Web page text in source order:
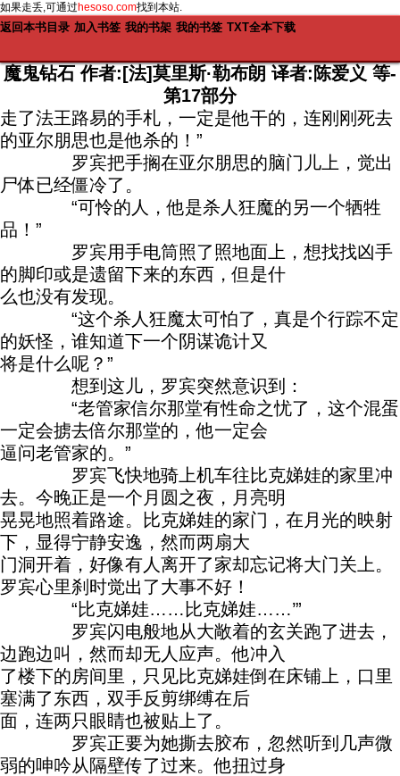
如果走丢,可通过hesoso.com找到本站.
返回本书目录 加入书签 我的书架 我的书签 TXT全本下载
魔鬼钻石 作者:[法]莫里斯·勒布朗 译者:陈爱义 等-
第17部分
走了法王路易的手札，一定是他干的，连刚刚死去
的亚尔朋思也是他杀的！”
罗宾把手搁在亚尔朋思的脑门儿上，觉出
尸体已经僵冷了。
“可怜的人，他是杀人狂魔的另一个牺牲
品！”
罗宾用手电筒照了照地面上，想找找凶手
的脚印或是遗留下来的东西，但是什
么也没有发现。
“这个杀人狂魔太可怕了，真是个行踪不定
的妖怪，谁知道下一个阴谋诡计又
将是什么呢？”
想到这儿，罗宾突然意识到：
“老管家信尔那堂有性命之忧了，这个混蛋
一定会掳去倍尔那堂的，他一定会
逼问老管家的。”
罗宾飞快地骑上机车往比克娣娃的家里冲
去。今晚正是一个月圆之夜，月亮明
晃晃地照着路途。比克娣娃的家门，在月光的映射
下，显得宁静安逸，然而两扇大
门洞开着，好像有人离开了家却忘记将大门关上。
罗宾心里刹时觉出了大事不好！
“比克娣娃……比克娣娃……’”
罗宾闪电般地从大敞着的玄关跑了进去，
边跑边叫，然而却无人应声。他冲入
了楼下的房间里，只见比克娣娃倒在床铺上，口里
塞满了东西，双手反剪绑缚在后
面，连两只眼睛也被贴上了。
罗宾正要为她撕去胶布，忽然听到几声微
弱的呻吟从隔壁传了过来。他扭过身